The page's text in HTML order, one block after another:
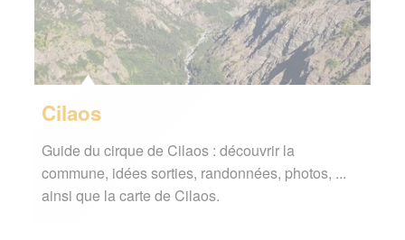
Cilaos
Guide du cirque de Cilaos : découvrir la
commune, idées sorties, randonnées, photos, ...
ainsi que la carte de Cilaos.